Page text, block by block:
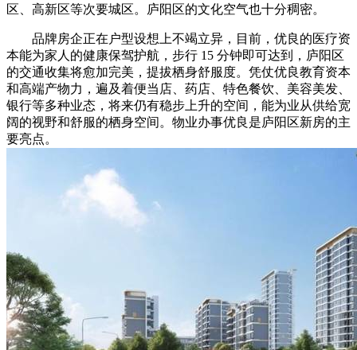
区、高新区等次要城区。庐阳区的文化空气也十分稠密。
品牌房企正在户型设想上不竭立异，目前，优良的医疗资
本能为家人的健康保驾护航，步行 15 分钟即可达到，庐阳区
的交通收集将愈加完美，提拔栖身舒服度。凭仗优良教育资本
和高端产物力，遍及着便当店、药店、特色餐饮、美容美发、
银行等多种业态，将来仍有稳步上升的空间，能为业从供给宽
阔的视野和舒服的栖身空间。物业办事优良是庐阳区新房的主
要亮点。